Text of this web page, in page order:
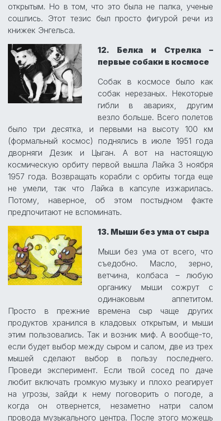
открытым. Но в том, что это была не палка, ученые
сошлись. Этот тезис был просто фигурой речи из
книжек Энгельса.
12. Белка и Стрелка –
первые собаки в космосе
Собак в космосе было как
собак нерезаных. Некоторые
гибли в авариях, другим
везло больше. Всего полетов
было три десятка, и первыми на высоту 100 км
(формальный космос) поднялись в июле 1951 года
дворняги Дезик и Цыган. А вот на настоящую
космическую орбиту первой вышла Лайка 3 ноября
1957 года. Возвращать корабли с орбиты тогда еще
не умели, так что Лайка в капсуле изжарилась.
Потому, наверное, об этом постыдном факте
предпочитают не вспоминать.
13. Мыши без ума от сыра
Мыши без ума от всего, что
съедобно. Масло, зерно,
ветчина, колбаса – любую
органику мыши сожрут с
одинаковым аппетитом.
Просто в прежние времена сыр чаще других
продуктов хранился в кладовых открытым, и мыши
этим пользовались. Так и возник миф. А вообще-то,
если будет выбор между сыром и салом, две из трех
мышей сделают выбор в пользу последнего.
Проведи эксперимент. Если твой сосед по даче
любит включать громкую музыку и плохо реагирует
на угрозы, зайди к нему поговорить о погоде, а
когда он отвернется, незаметно натри салом
провода музыкального центра. После этого можешь